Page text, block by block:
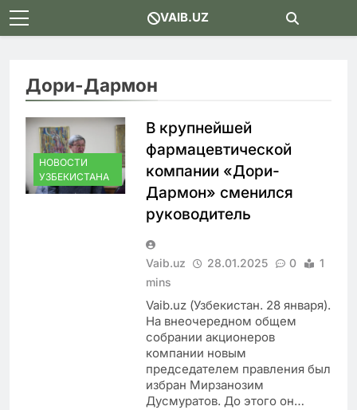
Skip
to
VAIB.UZ
Дори-Дармон
НОВОСТИ
УЗБЕКИСТАНА
В крупнейшей
фармацевтической
компании «Дори-
Дармон» сменился
руководитель
Vaib.uz 28.01.2025 0
1
mins
Vaib.uz (Узбекистан. 28 января).
На внеочередном общем
собрании акционеров
компании новым
председателем правления был
избран Мирзанозим
Дусмуратов. До этого он…